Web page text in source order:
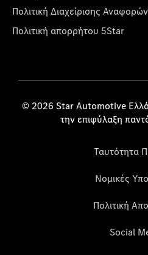
Πολιτική Διαχείρισης Αναφορών
Πολιτική απορρήτου 5Star
© 2026 Star Automotive
την επιφύλαξη
Ταυτότητα
Νομικές
Πολιτική
Social